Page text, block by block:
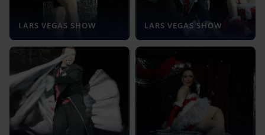
LARS VEGAS SHOW LARS VEGAS SHOW